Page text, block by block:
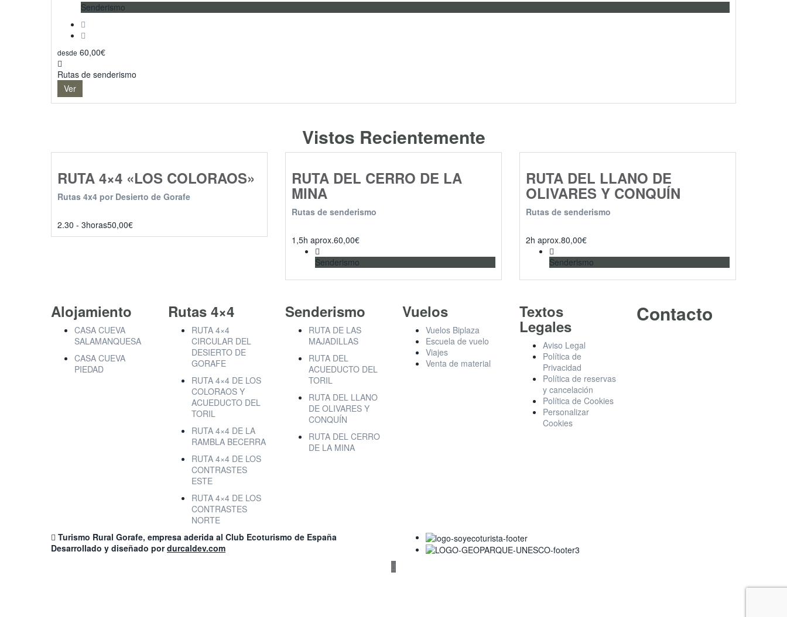
Senderismo
desde 60,00€
Rutas de senderismo
Ver
Vistos Recientemente
RUTA 4×4 «LOS COLORAOS»
Rutas 4x4 por Desierto de Gorafe
2.30 - 3horas50,00€
RUTA DEL CERRO DE LA
MINA
Rutas de senderismo
1,5h aprox.60,00€
Senderismo
RUTA DEL LLANO DE
OLIVARES Y CONQUÍN
Rutas de senderismo
2h aprox.80,00€
Senderismo
Alojamiento
CASA CUEVA
SALAMANQUESA
CASA CUEVA
PIEDAD
Rutas 4×4
RUTA 4×4
CIRCULAR DEL
DESIERTO DE
GORAFE
RUTA 4×4 DE LOS
COLORAOS Y
ACUEDUCTO DEL
TORIL
RUTA 4×4 DE LA
RAMBLA BECERRA
RUTA 4×4 DE LOS
CONTRASTES
ESTE
RUTA 4×4 DE LOS
CONTRASTES
NORTE
Senderismo
RUTA DE LAS
MAJADILLAS
RUTA DEL
ACUEDUCTO DEL
TORIL
RUTA DEL LLANO
DE OLIVARES Y
CONQUÍN
RUTA DEL CERRO
DE LA MINA
Vuelos
Vuelos Biplaza
Escuela de vuelo
Viajes
Venta de material
Textos
Legales
Aviso Legal
Política de
Privacidad
Política de reservas
y cancelación
Política de Cookies
Personalizar
Cookies
Contacto
Turismo Rural Gorafe, empresa aderida al Club Ecoturismo de España
Desarrollado y diseñado pordurcaldev.com